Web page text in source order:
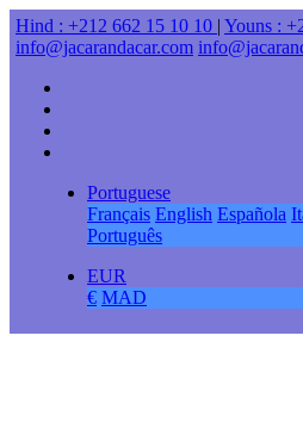
Hind : +212 662 15 10 10 | Youns :
info@jacarandacar.com
Portuguese
Français English Española
Português
EUR
€ MAD